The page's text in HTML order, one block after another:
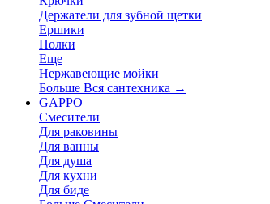
Держатели для зубной щетки
Ершики
Полки
Еще
Нержавеющие мойки
Больше Вся сантехника →
GAPPO
Смесители
Для раковины
Для ванны
Для душа
Для кухни
Для биде